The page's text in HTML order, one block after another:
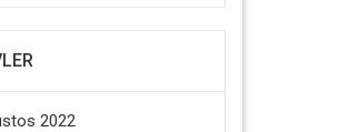
2022